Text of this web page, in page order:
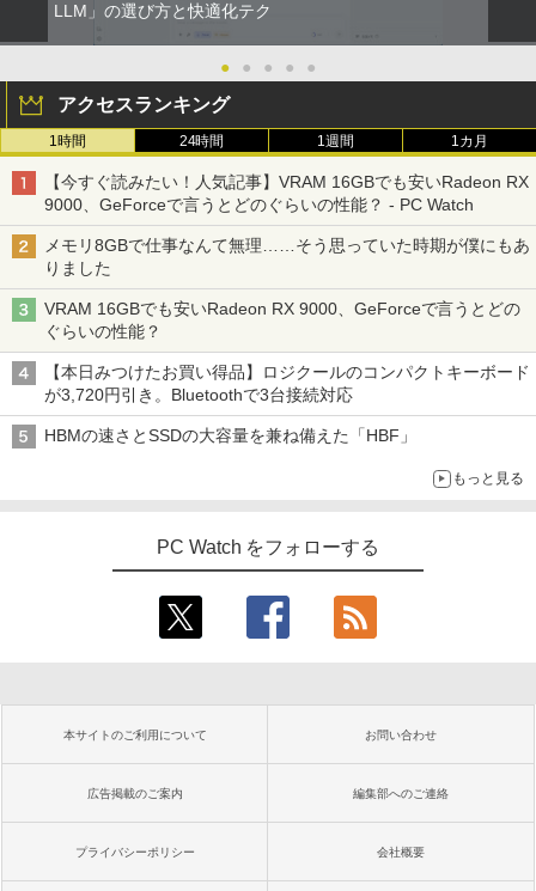
LLM」の選び方と快適化テク
● ● ● ● ●
アクセスランキング
1時間 24時間 1週間 1カ月
【今すぐ読みたい！人気記事】VRAM 16GBでも安いRadeon RX
9000、GeForceで言うとどのぐらいの性能？ - PC Watch
メモリ8GBで仕事なんて無理……そう思っていた時期が僕にもあ
りました
VRAM 16GBでも安いRadeon RX 9000、GeForceで言うとどの
ぐらいの性能？
【本日みつけたお買い得品】ロジクールのコンパクトキーボード
が3,720円引き。Bluetoothで3台接続対応
HBMの速さとSSDの大容量を兼ね備えた「HBF」
もっと見る
PC Watch をフォローする
本サイトのご利用について お問い合わせ
広告掲載のご案内 編集部へのご連絡
プライバシーポリシー 会社概要